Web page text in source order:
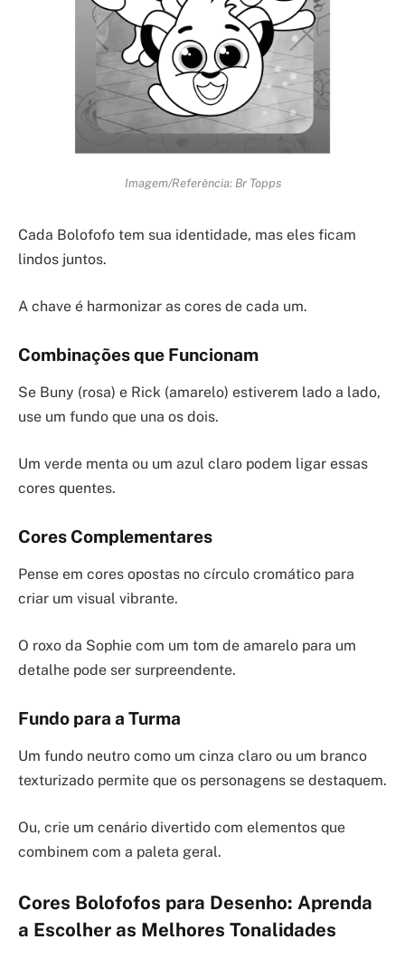
Imagem/Referência: Br Topps
Cada Bolofofo tem sua identidade, mas eles ficam
lindos juntos.
A chave é harmonizar as cores de cada um.
Combinações que Funcionam
Se Buny (rosa) e Rick (amarelo) estiverem lado a lado,
use um fundo que una os dois.
Um verde menta ou um azul claro podem ligar essas
cores quentes.
Cores Complementares
Pense em cores opostas no círculo cromático para
criar um visual vibrante.
O roxo da Sophie com um tom de amarelo para um
detalhe pode ser surpreendente.
Fundo para a Turma
Um fundo neutro como um cinza claro ou um branco
texturizado permite que os personagens se destaquem.
Ou, crie um cenário divertido com elementos que
combinem com a paleta geral.
Cores Bolofofos para Desenho: Aprenda
a Escolher as Melhores Tonalidades